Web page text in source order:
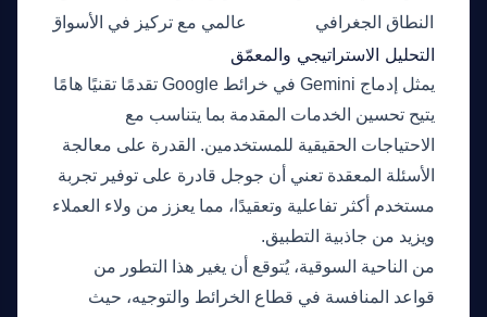
النطاق الجغرافي
عالمي مع تركيز في الأسواق
التحليل الاستراتيجي والمعمّق
يمثل إدماج Gemini في خرائط Google تقدمًا تقنيًا هامًا
يتيح تحسين الخدمات المقدمة بما يتناسب مع
الاحتياجات الحقيقية للمستخدمين. القدرة على معالجة
الأسئلة المعقدة تعني أن جوجل قادرة على توفير تجربة
مستخدم أكثر تفاعلية وتعقيدًا، مما يعزز من ولاء العملاء
ويزيد من جاذبية التطبيق.
من الناحية السوقية، يُتوقع أن يغير هذا التطور من
قواعد المنافسة في قطاع الخرائط والتوجيه، حيث